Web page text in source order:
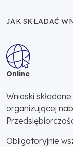
JAK SKŁADAĆ
Online
Wnioski
organizującej
Obligatoryjnie